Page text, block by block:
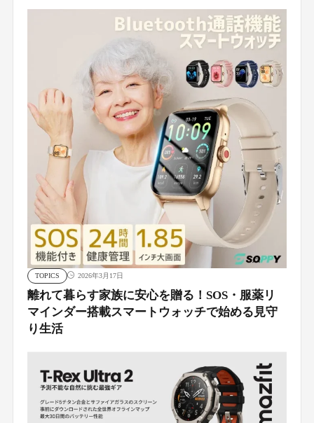
TOPICS 2026年3月17日
離れて暮らす家族に安心を贈る！SOS・服薬リ
マインダー搭載スマートウォッチで始める見守
り生活